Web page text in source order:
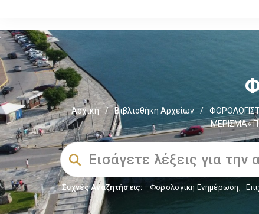
Αρχική / Βιβλιοθήκη Αρχείων /
ΜΕΡΙΣΜΑ»
Συχνές Αναζητήσεις: Φορολογικη Ενημέρωση,